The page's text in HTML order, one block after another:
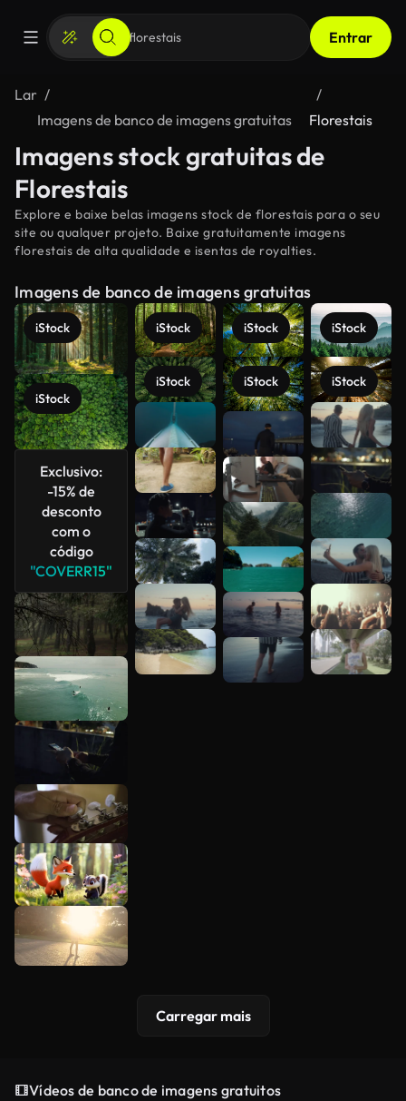
Entrar
Lar
Imagens de banco de imagens gratuitas
Florestais
Imagens stock gratuitas de
Florestais
Explore e baixe belas imagens stock de florestais para o seu
site ou qualquer projeto. Baixe gratuitamente imagens
florestais de alta qualidade e isentas de royalties.
Imagens de banco de imagens gratuitas
iStock
iStock
Exclusivo:
-15% de
desconto
com o
código
"COVERR15"
iStock
iStock
iStock
iStock
iStock
iStock
Veja mais
Carregar mais
Vídeos de banco de imagens gratuitos